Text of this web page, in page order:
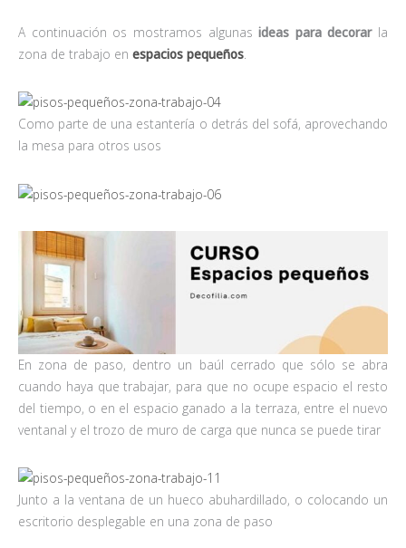
A continuación os mostramos algunasideas para decorarla
zona de trabajo en espacios pequeños.
Como parte de una estantería o detrás del sofá, aprovechando
la mesa para otros usos
En zona de paso, dentro un baúl cerrado que sólo se abra
cuando haya que trabajar, para que no ocupe espacio el resto
del tiempo, o en el espacio ganado a la terraza, entre el nuevo
ventanal y el trozo de muro de carga que nunca se puede tirar
Junto a la ventana de un hueco abuhardillado, o colocando un
escritorio desplegable en una zona de paso